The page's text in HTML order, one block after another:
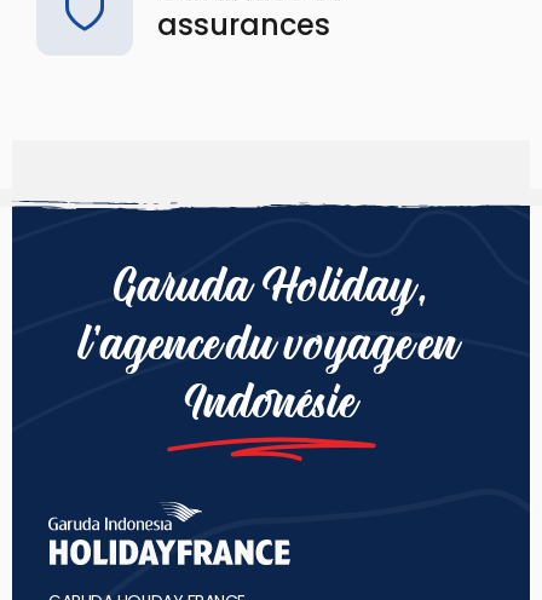
assurances
Garuda Holiday,
l’agence du voyage en
Indonésie